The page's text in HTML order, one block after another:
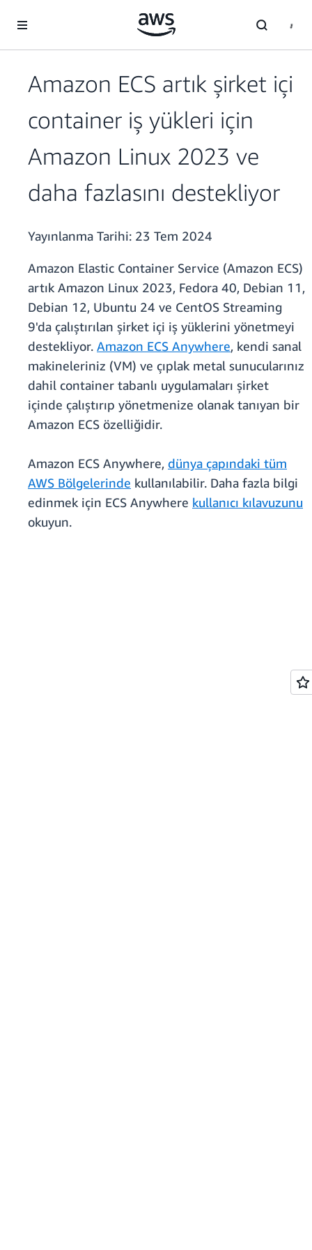
Amazon ECS artık şirket içi
container iş yükleri için
Amazon Linux 2023 ve
daha fazlasını destekliyor
Yayınlanma Tarihi: 23 Tem 2024
Amazon Elastic Container Service (Amazon ECS)
artık Amazon Linux 2023, Fedora 40, Debian 11,
Debian 12, Ubuntu 24 ve CentOS Streaming
9'da çalıştırılan şirket içi iş yüklerini yönetmeyi
destekliyor. Amazon ECS Anywhere, kendi sanal
makineleriniz (VM) ve çıplak metal sunucularınız
dahil container tabanlı uygulamaları şirket
içinde çalıştırıp yönetmenize olanak tanıyan bir
Amazon ECS özelliğidir.
Amazon ECS Anywhere, dünya çapındaki tüm
AWS Bölgelerinde kullanılabilir. Daha fazla bilgi
edinmek için ECS Anywhere kullanıcı kılavuzunu
okuyun.